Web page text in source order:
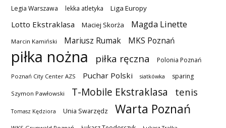
Legia Warszawa lekka atletyka Liga Europy
Lotto Ekstraklasa Maciej Skorża Magda Linette
Marcin Kamiński Mariusz Rumak MKS Poznań
piłka nożna piłka ręczna Polonia Poznań
Poznań City Center AZS Puchar Polski siatkówka sparing
Szymon Pawłowski T-Mobile Ekstraklasa tenis
Tomasz Kędziora Unia Swarzędz Warta Poznań